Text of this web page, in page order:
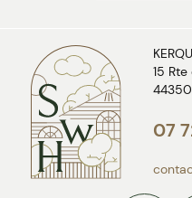
15
07